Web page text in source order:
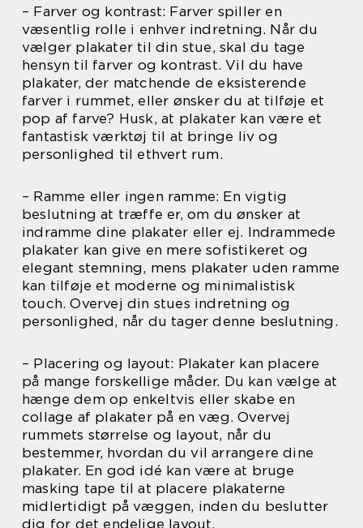
– Farver og kontrast: Farver spiller en
væsentlig rolle i enhver indretning. Når du
vælger plakater til din stue, skal du tage
hensyn til farver og kontrast. Vil du have
plakater, der matchende de eksisterende
farver i rummet, eller ønsker du at tilføje et
pop af farve? Husk, at plakater kan være et
fantastisk værktøj til at bringe liv og
personlighed til ethvert rum.
– Ramme eller ingen ramme: En vigtig
beslutning at træffe er, om du ønsker at
indramme dine plakater eller ej. Indrammede
plakater kan give en mere sofistikeret og
elegant stemning, mens plakater uden ramme
kan tilføje et moderne og minimalistisk
touch. Overvej din stues indretning og
personlighed, når du tager denne beslutning.
– Placering og layout: Plakater kan placere
på mange forskellige måder. Du kan vælge at
hænge dem op enkeltvis eller skabe en
collage af plakater på en væg. Overvej
rummets størrelse og layout, når du
bestemmer, hvordan du vil arrangere dine
plakater. En god idé kan være at bruge
masking tape til at placere plakaterne
midlertidigt på væggen, inden du beslutter
dig for det endelige layout.